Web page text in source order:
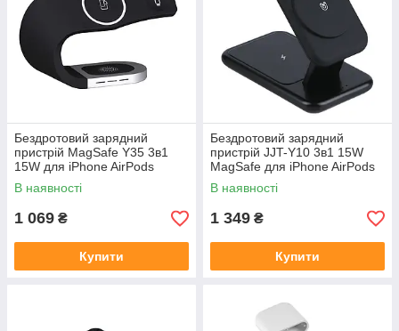
Бездротовий зарядний
пристрій MagSafe Y35 3в1
15W для iPhone AirPods
iWatch док станція швидка
зарядка
В наявності
1 069 ₴
Купити
Бездротовий зарядний
пристрій JJT-Y10 3в1 15W
MagSafe для iPhone AirPods
iWatch настільна зарядна
станція
В наявності
1 349 ₴
Купити